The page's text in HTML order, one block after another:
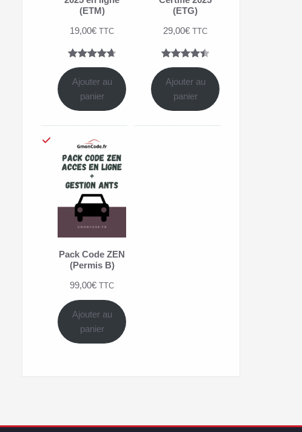
(ETM)
19,00€ TTC
Noté4.71
sur 5
basé
sur
notations
Ajouter au
panier
(ETG)
29,00€ TTC
Noté4.50
sur 5
basé
sur
notations
Ajouter au
panier
Pack Code ZEN
(Permis B)
99,00€ TTC
Ajouter au
panier